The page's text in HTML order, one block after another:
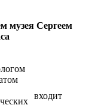
музея Сергеем
входит